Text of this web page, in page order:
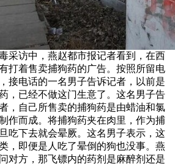
采访中，燕赵都市报记者看到，在西
打着售卖捕狗药的广告。按照所留电
接电话的一名男子告诉记者，以前是
，已经不做这门生意了。这名男子告
，自己所售卖的捕狗药是由蜡油和氯
作而成。将捕狗药夹在肉里，作为捕
吃下去就会晕厥。这名男子表示，这
，即便是人吃了晕倒的狗也没事。燕
对方，那飞镖内的药剂是麻醉剂还是